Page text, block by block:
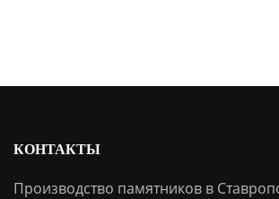
КОНТАКТЫ
Производство памятников в